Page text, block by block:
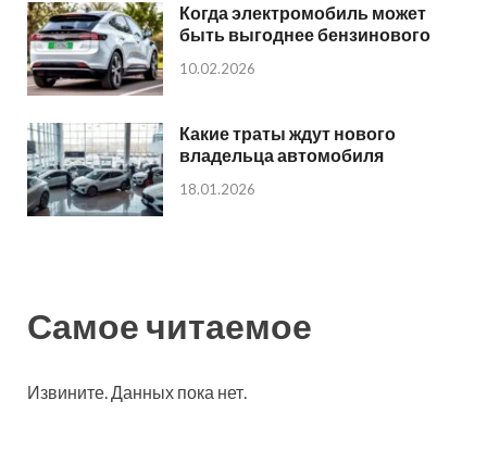
Когда электромобиль может
быть выгоднее бензинового
10.02.2026
Какие траты ждут нового
владельца автомобиля
18.01.2026
Самое читаемое
Извините. Данных пока нет.